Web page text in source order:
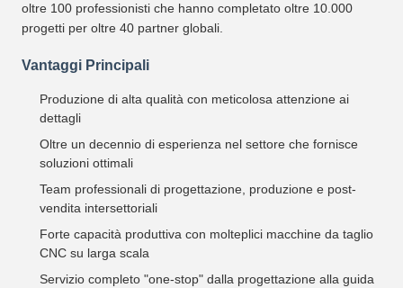
oltre 100 professionisti che hanno completato oltre 10.000
progetti per oltre 40 partner globali.
Vantaggi Principali
Produzione di alta qualità con meticolosa attenzione ai
dettagli
Oltre un decennio di esperienza nel settore che fornisce
soluzioni ottimali
Team professionali di progettazione, produzione e post-
vendita intersettoriali
Forte capacità produttiva con molteplici macchine da taglio
CNC su larga scala
Servizio completo "one-stop" dalla progettazione alla guida